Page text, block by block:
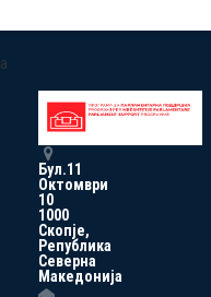
a
Бул.11
Октомври
10
1000
Скопје,
Република
Северна
Македонија